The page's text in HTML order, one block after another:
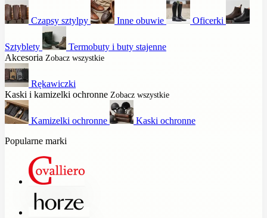
Czapsy sztylpy Inne obuwie Oficerki
Sztyblety
Termobuty i buty stajenne
Akcesoria Zobacz wszystkie
Rękawiczki
Kaski i kamizelki ochronne Zobacz wszystkie
Kamizelki ochronne
Kaski ochronne
Popularne marki